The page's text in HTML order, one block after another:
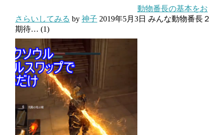
動物番長の基本をお
さらいしてみる by 神子 2019年5月3日 みんな動物番長２
期待… (1)